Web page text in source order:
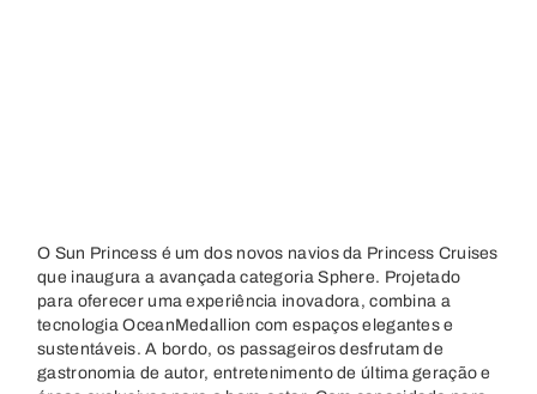
O Sun Princess é um dos novos navios da Princess Cruises
que inaugura a avançada categoria Sphere. Projetado
para oferecer uma experiência inovadora, combina a
tecnologia OceanMedallion com espaços elegantes e
sustentáveis. A bordo, os passageiros desfrutam de
gastronomia de autor, entretenimento de última geração e